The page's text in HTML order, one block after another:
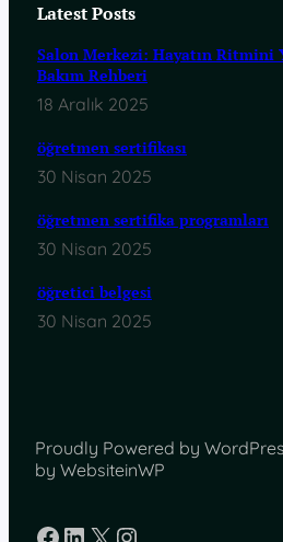
Latest Posts
Salon Merkezi: Hayatın Ritmini
Bakım Rehberi
18 Aralık 2025
öğretmen sertifikası
30 Nisan 2025
öğretmen sertifika programları
30 Nisan 2025
öğretici belgesi
30 Nisan 2025
Proudly Powered by
by WebsiteinWP